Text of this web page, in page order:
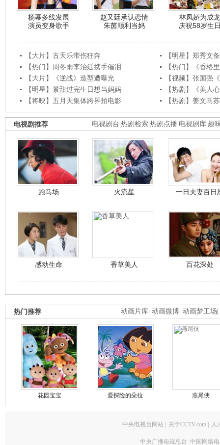
杨幂多线发展
演员变身歌手
赵又廷承认恋情
朱茵顺利当妈
林凤娇为成龙
庆祝58岁生
【大片】古天乐带伤狂奔
【明星】郑秀文
【热门】周冬雨李治廷携手催泪
【热门】《香格
【大片】《逆战》造型遭曝光
【视频】张国强
【明星】景甜过完生日想当妈妈
【热剧】《美人
【将映】五月天集体跨界拍电影
【热剧】姜文马
电视剧台 热剧检索 热剧点播 电视剧库 趣
电视剧推荐
跑马场 火流星 一日夫妻百日
感动生命 香草美人 百花深处
动画片库 动画微博 动画梦工场
热门推荐
花园宝宝 爱探险的朵拉 燕尾侠
中央电视台网站 关于CCTV.com 人
中央广播电视总台 中国网络